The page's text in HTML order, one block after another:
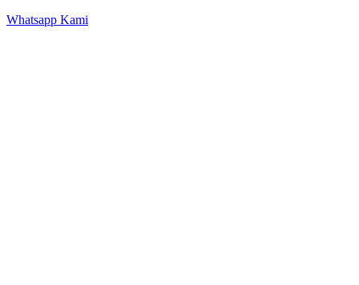
Whatsapp Kami